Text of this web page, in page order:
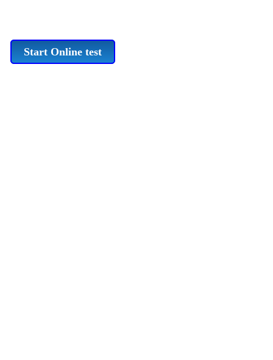
Start Online test